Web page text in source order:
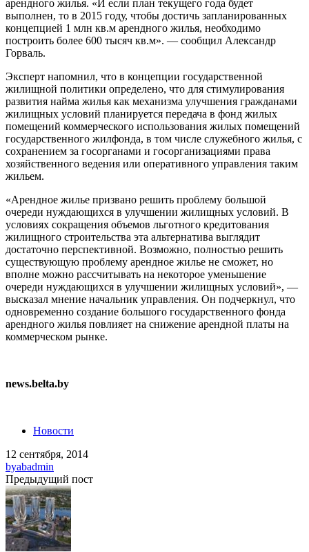
арендного жилья. «И если план текущего года будет
выполнен, то в 2015 году, чтобы достичь запланированных
концепцией 1 млн кв.м арендного жилья, необходимо
построить более 600 тысяч кв.м». — сообщил Александр
Горваль.
Эксперт напомнил, что в концепции государственной
жилищной политики определено, что для стимулирования
развития найма жилья как механизма улучшения гражданами
жилищных условий планируется передача в фонд жилых
помещений коммерческого использования жилых помещений
государственного жилфонда, в том числе служебного жилья, с
сохранением за госорганами и госорганизациями права
хозяйственного ведения или оперативного управления таким
жильем.
«Арендное жилье призвано решить проблему большой
очереди нуждающихся в улучшении жилищных условий. В
условиях сокращения объемов льготного кредитования
жилищного строительства эта альтернатива выглядит
достаточно перспективной. Возможно, полностью решить
существующую проблему арендное жилье не сможет, но
вполне можно рассчитывать на некоторое уменьшение
очереди нуждающихся в улучшении жилищных условий», —
высказал мнение начальник управления. Он подчеркнул, что
одновременно создание большого государственного фонда
арендного жилья повлияет на снижение арендной платы на
коммерческом рынке.
news.belta.by
Новости
12 сентября, 2014
byabadmin
Предыдущий пост